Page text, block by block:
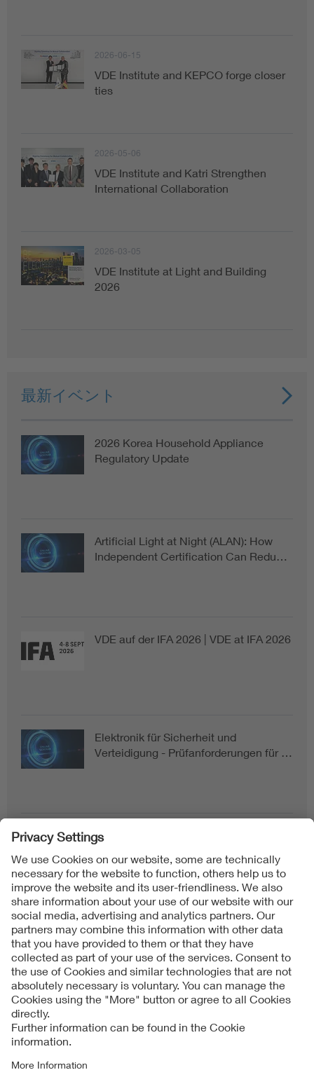
2026-06-15
VDE Institute and KEPCO forge closer
ties
2026-05-06
VDE Institute and Katri Strengthen
International Collaboration
2026-03-05
VDE Institute at Light and Building
2026
最新イベント
2026 Korea Household Appliance
Regulatory Update
Artificial Light at Night (ALAN): How
Independent Certification Can Redu…
VDE auf der IFA 2026 | VDE at IFA 2026
Elektronik für Sicherheit und
Verteidigung - Prüfanforderungen für …
Follow us on
Imprint + Liability